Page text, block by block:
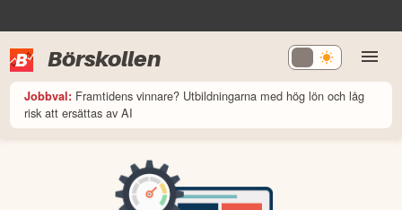
Börskollen
Jobbval: Framtidens vinnare? Utbildningarna med hög lön och låg
risk att ersättas av AI